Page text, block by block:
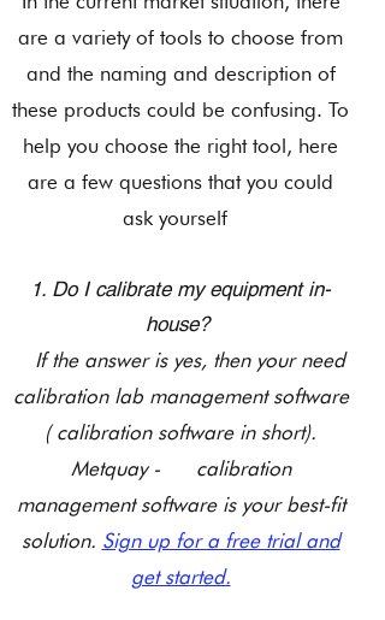
are a variety of tools to choose from
and the naming and description of
these products could be confusing. To
help you choose the right tool, here
are a few questions that you could
ask yourself
1. Do I calibrate my equipment in-
house?
If the answer is yes, then your need
calibration lab management software
( calibration software in short).
Metquay - calibration
management software is your best-fit
solution. Sign up for a free trial and
get started.